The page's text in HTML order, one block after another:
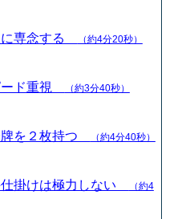
に専念する （約4分20秒）
ード重視 （約3分40秒）
牌を２枚持つ （約4分40秒）
仕掛けは極力しない
（約4